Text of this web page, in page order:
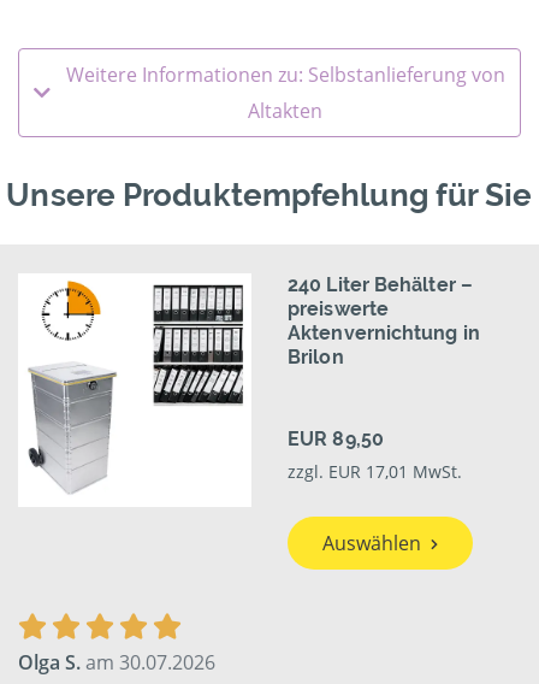
Weitere Informationen zu: Selbstanlieferung von
Altakten
Unsere Produktempfehlung für Sie
240 Liter Behälter –
preiswerte
Aktenvernichtung in
Brilon
EUR 89,50
zzgl. EUR 17,01 MwSt.
Auswählen
Olga S.am 30.07.2026